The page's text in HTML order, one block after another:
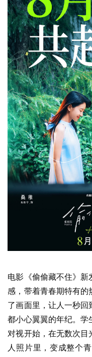
电影《偷偷藏不住》新
感，带着青春期特有的
了画面里，让人一秒回
都小心翼翼的年纪。学
对视开始，在无数次目
人照片里，变成整个